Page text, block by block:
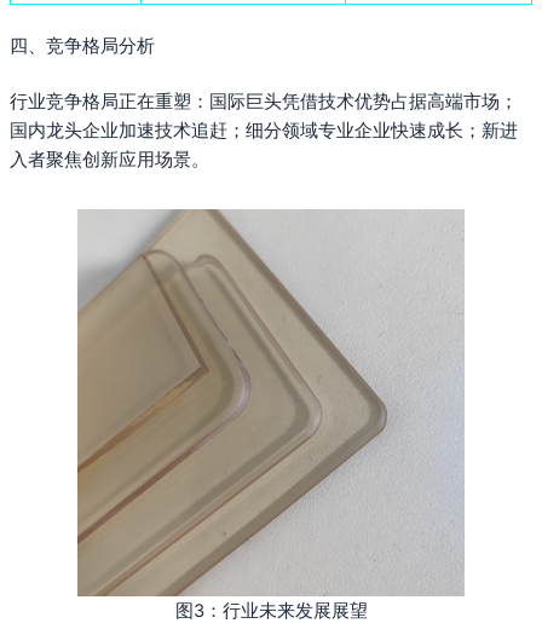
四、竞争格局分析
行业竞争格局正在重塑：国际巨头凭借技术优势占据高端市场；
国内龙头企业加速技术追赶；细分领域专业企业快速成长；新进
入者聚焦创新应用场景。
图3：行业未来发展展望